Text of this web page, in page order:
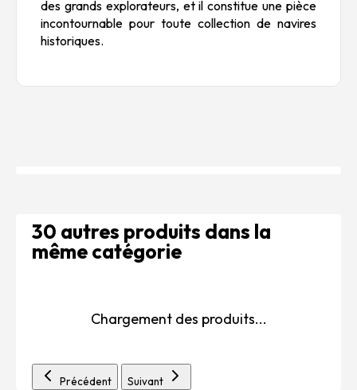
des grands explorateurs, et il constitue une pièce
incontournable pour toute collection de navires
historiques.
30 autres produits dans la
même catégorie
Chargement des produits...
Précédent Suivant